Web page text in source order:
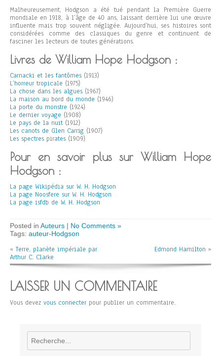
Malheureusement, Hodgson a été tué pendant la Première Guerre
mondiale en 1918, à l’âge de 40 ans, laissant derrière lui une œuvre
influente mais trop souvent négligée. Aujourd’hui, ses histoires sont
considérées comme des classiques du genre et continuent de
fasciner les lecteurs de toutes générations.
Livres de William Hope Hodgson :
Carnacki et les fantômes (1913)
L’horreur tropicale (1975)
La chose dans les algues (1967)
La maison au bord du monde (1946)
La porte du monstre (1924)
Le dernier voyage (1908)
Le pays de la nuit (1912)
Les canots de Glen Carrig (1907)
Les spectres pirates (1909)
Pour en savoir plus sur William Hope
Hodgson :
La page Wikipédia sur W. H. Hodgson
La page Noosfere sur W. H. Hodgson
La page isfdb de W. H. Hodgson
Posted in Auteurs | No Comments »
Tags: auteur-Hodgson
«Terre, planète impériale par
Arthur C. Clarke
Edmond Hamilton »
LAISSER UN COMMENTAIRE
Vous devez vous connecter pour publier un commentaire.
Rechercher